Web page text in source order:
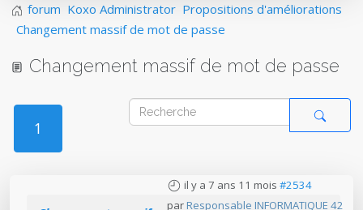
forum Koxo Administrator Propositions d'améliorations
Changement massif de mot de passe
Changement massif de mot de passe
1
il y a 7 ans 11 mois #2534
par Responsable INFORMATIQUE 42